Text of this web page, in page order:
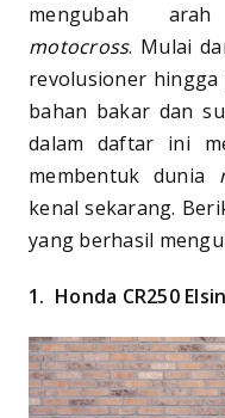
mengubah
motocross. Mulai
revolusioner
bahan bakar dan
dalam daftar ini
membentuk dunia
kenal sekarang.
yang berhasil
1. Honda CR250